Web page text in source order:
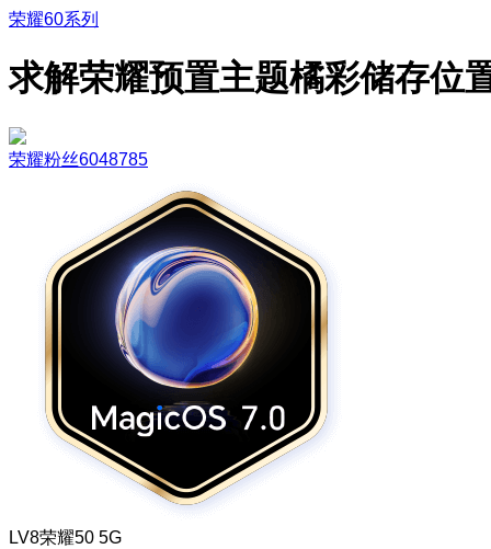
荣耀60系列
求解荣耀预置主题橘彩储存位
荣耀粉丝6048785
LV8荣耀50 5G